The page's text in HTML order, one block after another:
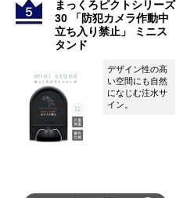
まっくろピクトシリーズ
30 「防犯カメラ作動中
立ち入り禁止」 ミニス
タンド
デザイン性の高
い空間にも自然
になじむ注水サ
イン。